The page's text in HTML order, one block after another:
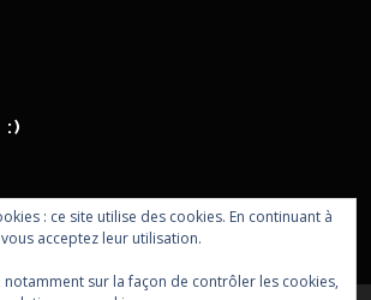
:)
: ce site utilise des cookies. En continuant à
acceptez leur utilisation.
notamment sur la façon de contrôler les cookies,